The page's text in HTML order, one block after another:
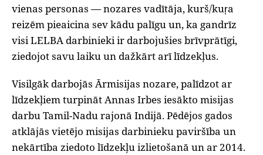
vienas personas — nozares vadītāja, kurš/kuŗa
reizēm pieaicina sev kādu palīgu un, ka gandrīz
visi LELBA darbinieki ir darbojušies brīvprātīgi,
ziedojot savu laiku un dažkārt arī līdzekļus.
‌Visilgāk darbojās Ārmisijas nozare, palīdzot ar
līdzekļiem turpināt Annas Irbes iesākto misijas
darbu Tamil-Nadu rajonā Indijā. Pēdējos gados
atklājās vietējo misijas darbinieku paviršība un
nekārtība ziedoto līdzekļu izlietošanā un ar 2014.